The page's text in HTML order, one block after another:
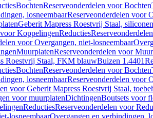
BochtenReserveonderdelen voor Bochten
losneembaarReserveonderdelen voor
Geberit Mapress Roestvrij Staal,
KoppelingenReducties
voor Overgangen, niet-losneembaar
MuurplatenReserveonderdelen voor
Roestvrij Staal, FKM blauwBuizen 1.4401
BochtenReserveonderdelen voor Bochten
losneembaarReserveonderdelen voor
voor Geberit Mapress Roestvrij Staal,
voor muurplatenDichtingenBoutsets voor
ReductiesReserveonderdelen voor
losneembaarOvergangen en verbindingen,